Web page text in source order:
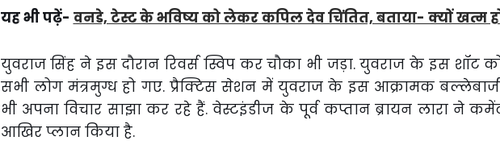
यह भी पढ़ें- वनडे, टेस्ट के भविष्य को लेकर कपिल देव चिंतित, बताया- क्यों खत्म
युवराज सिंह ने इस दौरान रिवर्स स्विप कर चौका भी जड़ा. युवराज के इस शॉट
सभी लोग मंत्रमुग्ध हो गए. प्रैक्टिस सेशन में युवराज के इस आक्रामक
भी अपना विचार साझा कर रहे हैं. वेस्टइंडीज के पूर्व कप्तान ब्रायन लारा ने
आखिर प्लान किया है.